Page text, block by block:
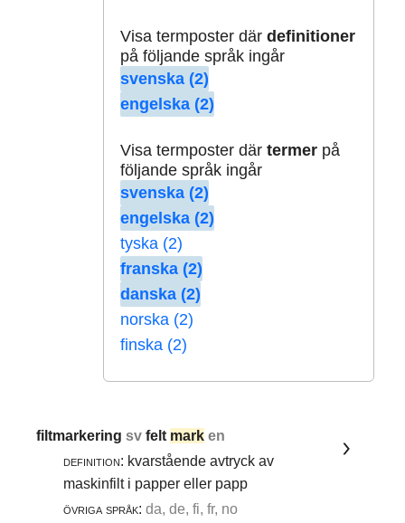
Visa termposter där definitioner
på följande språk ingår
svenska (2)
engelska (2)
Visa termposter där termerpå
följande språk ingår
svenska (2)
engelska (2)
tyska (2)
franska (2)
danska (2)
norska (2)
finska (2)
filtmarkeringsvfelt mark en
definition: kvarstående avtryck av
maskinfilt i papper eller papp
övriga språk: da, de, fi, fr, no